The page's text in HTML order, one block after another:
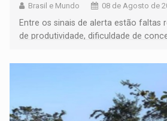
Brasil e Mundo 08 de Agosto de
Entre os sinais de alerta estão faltas
de produtividade, dificuldade de